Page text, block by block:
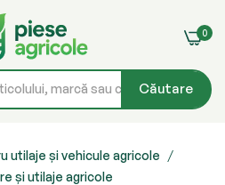
Căutare
0
utilaje și vehicule agricole
și utilaje agricole